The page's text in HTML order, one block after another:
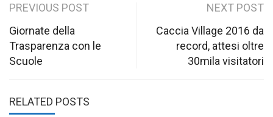
Post
navigation
PREVIOUS POST
Giornate della
Trasparenza con le
Scuole
NEXT POST
Caccia Village 2016 da
record, attesi oltre
30mila visitatori
RELATED POSTS